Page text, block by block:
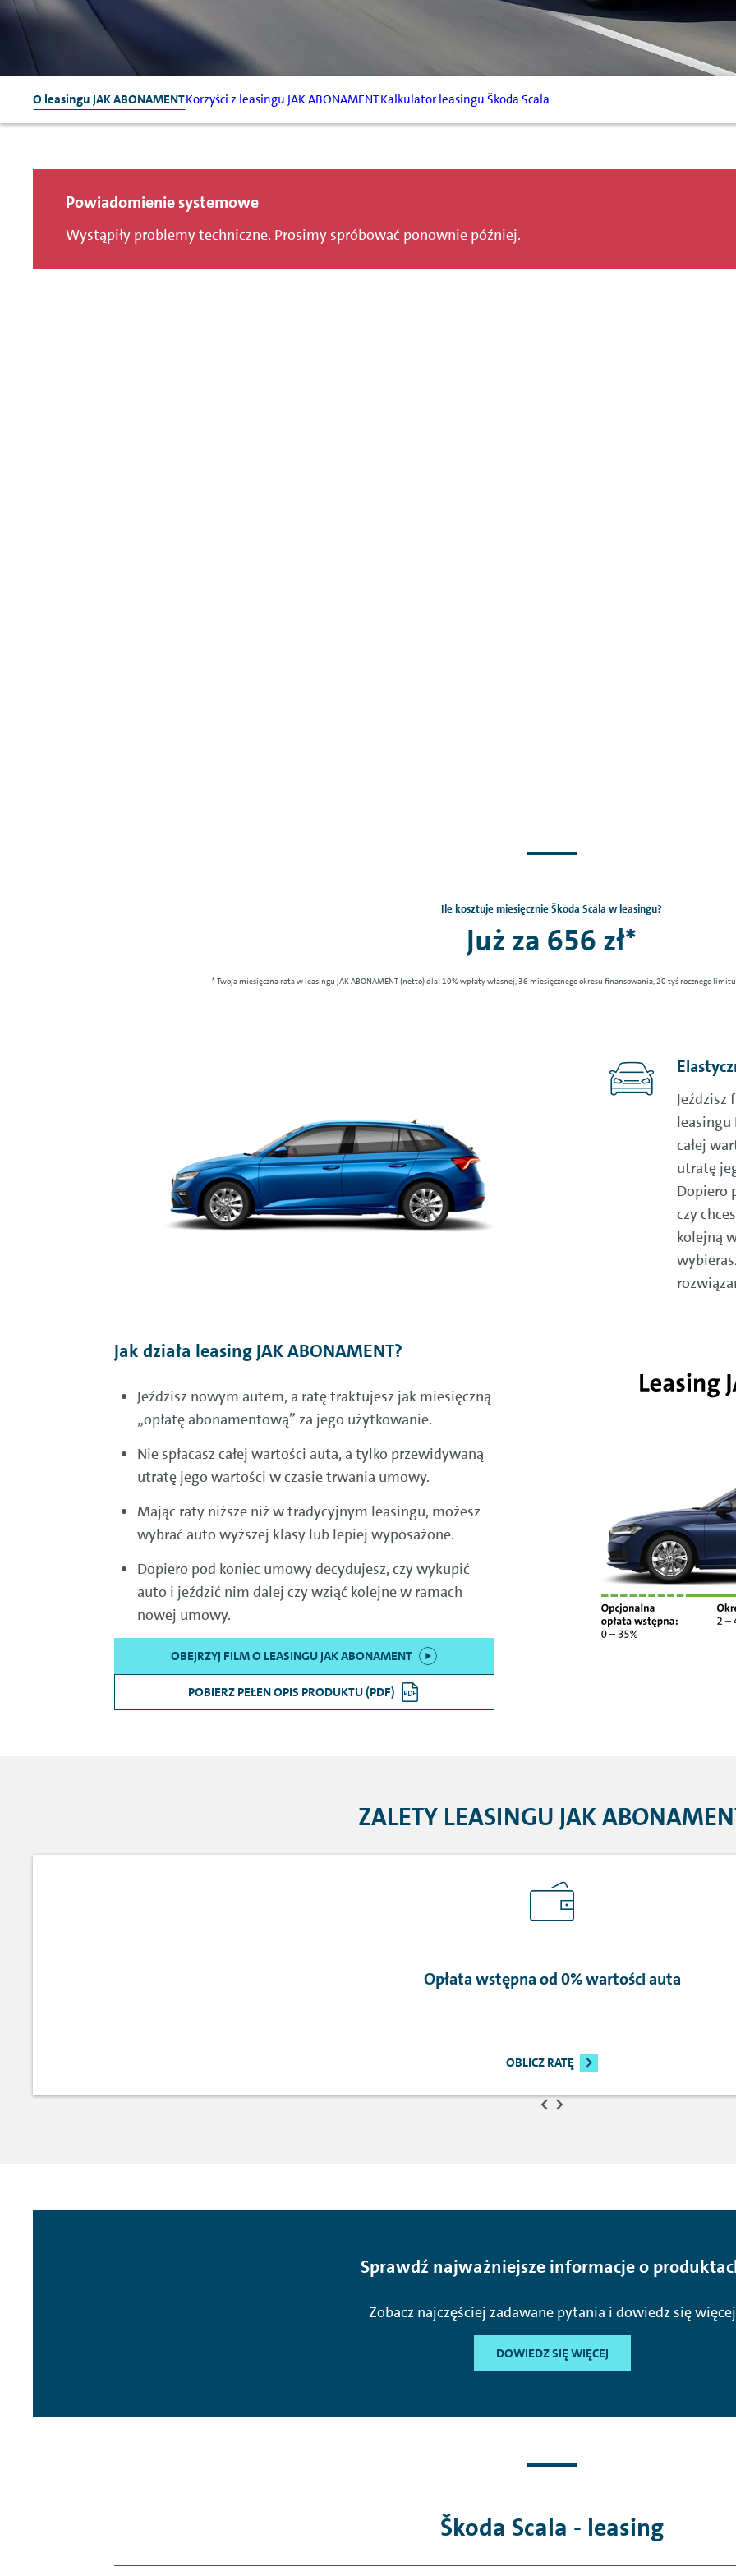
O leasingu JAK ABONAMENTKorzyści z leasingu JAK ABONAMENTKalkulator leasingu Škoda Scala
Powiadomienie systemowe
Wystąpiły problemy techniczne. Prosimy spróbować ponownie później.
Ile kosztuje miesięcznie Škoda Scala w leasingu?
Już za 656 zł*
* Twoja miesięczna rata w leasingu JAK ABONAMENT (netto) dla: 10% wpłaty własnej, 36 miesięcznego okresu finansowania, 20 tyś rocznego
Jeździsz
leasingu
całej
utratę
Dopiero
czy
kolejną
Jak działa leasing JAK ABONAMENT?
Jeździsz nowym autem, a ratę traktujesz jak miesięczną
„opłatę abonamentową” za jego użytkowanie.
Nie spłacasz całej wartości auta, a tylko przewidywaną
utratę jego wartości w czasie trwania umowy.
Mając raty niższe niż w tradycyjnym leasingu, możesz
wybrać auto wyższej klasy lub lepiej wyposażone.
Dopiero pod koniec umowy decydujesz, czy wykupić
auto i jeździć nim dalej czy wziąć kolejne w ramach
nowej umowy.
OBEJRZYJ FILM O LEASINGU JAK ABONAMENT
POBIERZ PEŁEN OPIS PRODUKTU (PDF)
ZALETY LEASINGU JAK
Opłata wstępna od 0% wartości auta
OBLICZ RATĘ
Sprawdź najważniejsze informacje o
Zobacz najczęściej zadawane pytania i dowiedz się więcej
DOWIEDZ SIĘ WIĘCEJ
Škoda Scala - leasing